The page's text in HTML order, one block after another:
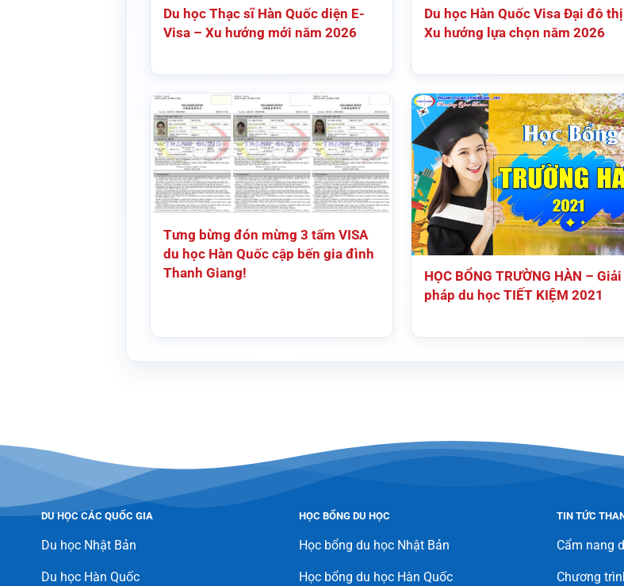
Du học Thạc sĩ Hàn Quốc diện E-
Visa – Xu hướng mới năm 2026
Du học Hàn Quốc Visa Đại đô
Xu hướng lựa chọn năm 2026
Tưng bừng đón mừng 3 tấm VISA
du học Hàn Quốc cập bến gia đình
Thanh Giang!
HỌC BỔNG TRƯỜNG HÀN – Giải
pháp du học TIẾT KIỆM 2021
DU HỌC CÁC QUỐC GIA
Du học Nhật Bản
Du học Hàn Quốc
HỌC BỔNG DU HỌC
Học bổng du học Nhật Bản
Học bổng du học Hàn Quốc
TIN TỨC
Cẩm nang
Chương